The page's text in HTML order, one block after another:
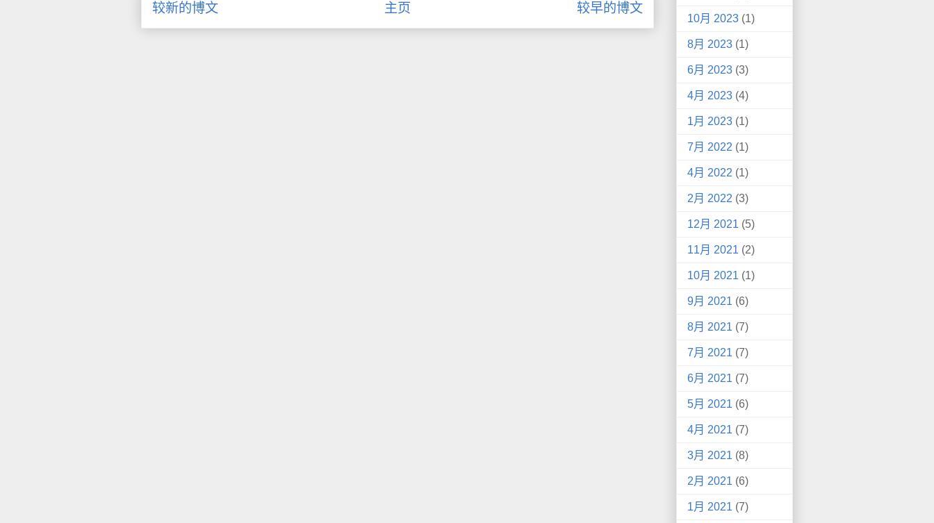
较新的博文 较早的博文
主页
10月 2023 (1)
8月 2023 (1)
6月 2023 (3)
4月 2023 (4)
1月 2023 (1)
7月 2022 (1)
4月 2022 (1)
2月 2022 (3)
12月 2021 (5)
11月 2021 (2)
10月 2021 (1)
9月 2021 (6)
8月 2021 (7)
7月 2021 (7)
6月 2021 (7)
5月 2021 (6)
4月 2021 (7)
3月 2021 (8)
2月 2021 (6)
1月 2021 (7)